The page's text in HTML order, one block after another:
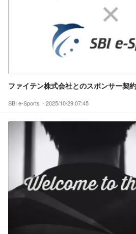
ファイテン株式会社とのスポンサー契
SBI e-Sports・ 2025/10/29 07:45